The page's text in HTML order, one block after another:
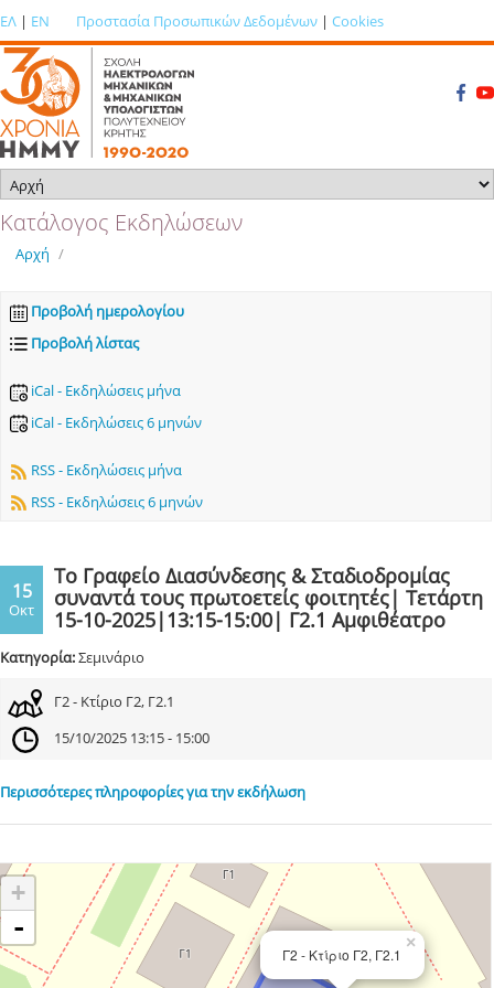
ΕΛ | EN Προστασία Προσωπικών Δεδομένων | Cookies
Κατάλογος Εκδηλώσεων
Αρχή /
Προβολή ημερολογίου
Προβολή λίστας
iCal - Εκδηλώσεις μήνα
iCal - Εκδηλώσεις 6 μηνών
RSS - Εκδηλώσεις μήνα
RSS - Εκδηλώσεις 6 μηνών
15
Οκτ
Το Γραφείο Διασύνδεσης & Σταδιοδρομίας
συναντά τους πρωτοετείς φοιτητές| Τετάρτη
15-10-2025|13:15-15:00| Γ2.1 Αμφιθέατρο
Κατηγορία:Σεμινάριο
Γ2 - Κτίριο Γ2, Γ2.1
15/10/2025 13:15 - 15:00
Περισσότερες πληροφορίες για την εκδήλωση
×
Γ2 - Κτίριο Γ2, Γ2.1
+
-